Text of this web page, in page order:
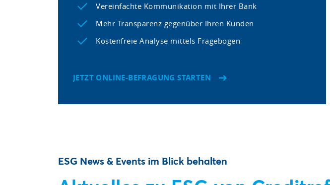
Vereinfachte Kommunikation mit Ihrer Bank
Mehr Transparenz gegenüber Ihren Kunden
Kostenfreie Analyse mittels Fragebogen
JETZT ONLINE-BEFRAGUNG STARTEN
ESG News & Events im Blick behalten